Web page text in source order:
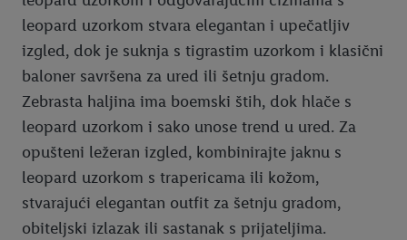
leopard uzorkom stvara elegantan i upečatljiv
izgled, dok je suknja s tigrastim uzorkom i klasični
baloner savršena za ured ili šetnju gradom.
Zebrasta haljina ima boemski štih, dok hlače s
leopard uzorkom i sako unose trend u ured. Za
opušteni ležeran izgled, kombinirajte jaknu s
leopard uzorkom s trapericama ili kožom,
stvarajući elegantan outfit za šetnju gradom,
obiteljski izlazak ili sastanak s prijateljima.